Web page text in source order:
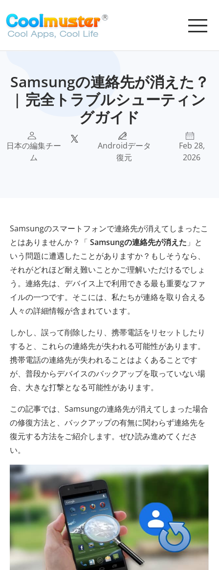
Samsungの連絡先が消えた？
| 完全トラブルシューティン
グガイド
日本の編集チー
ム
Androidデータ
復元
Feb 28,
2026
Samsungのスマートフォンで連絡先が消えてしまったこ
とはありませんか？「 Samsungの連絡先が消えた 」と
いう問題に遭遇したことがありますか？もしそうなら、
それがどれほど耐え難いことかご理解いただけるでしょ
う。連絡先は、デバイス上で利用できる最も重要なファ
イルの一つです。そこには、私たちが連絡を取り合える
人々の詳細情報が含まれています。
しかし、誤って削除したり、携帯電話をリセットしたり
すると、これらの連絡先が失われる可能性があります。
携帯電話の連絡先が失われることはよくあることです
が、普段からデバイスのバックアップを取っていない場
合、大きな打撃となる可能性があります。
この記事では、Samsungの連絡先が消えてしまった場合
の修復方法と、バックアップの有無に関わらず連絡先を
復元する方法をご紹介します。ぜひ読み進めてくださ
い。